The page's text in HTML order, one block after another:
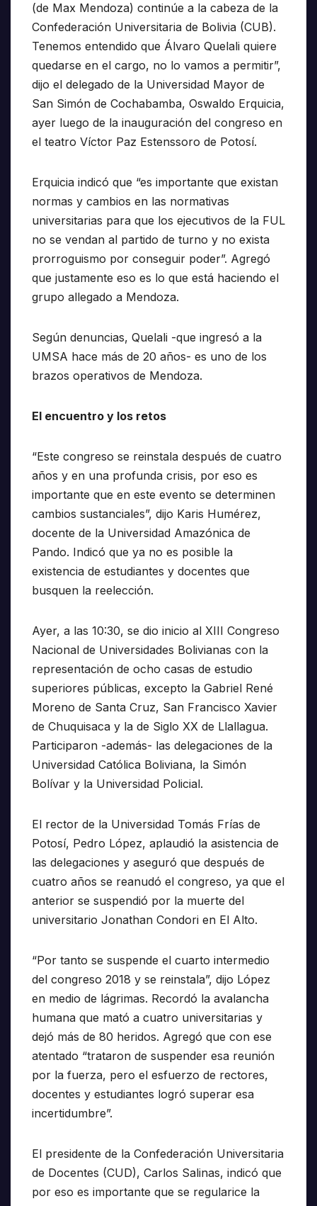
(de Max Mendoza) continúe a la cabeza de la
Confederación Universitaria de Bolivia (CUB).
Tenemos entendido que Álvaro Quelali quiere
quedarse en el cargo, no lo vamos a permitir”,
dijo el delegado de la Universidad Mayor de
San Simón de Cochabamba, Oswaldo Erquicia,
ayer luego de la inauguración del congreso en
el teatro Víctor Paz Estenssoro de Potosí.
Erquicia indicó que “es importante que existan
normas y cambios en las normativas
universitarias para que los ejecutivos de la FUL
no se vendan al partido de turno y no exista
prorroguismo por conseguir poder”. Agregó
que justamente eso es lo que está haciendo el
grupo allegado a Mendoza.
Según denuncias, Quelali -que ingresó a la
UMSA hace más de 20 años- es uno de los
brazos operativos de Mendoza.
El encuentro y los retos
“Este congreso se reinstala después de cuatro
años y en una profunda crisis, por eso es
importante que en este evento se determinen
cambios sustanciales”, dijo Karis Humérez,
docente de la Universidad Amazónica de
Pando. Indicó que ya no es posible la
existencia de estudiantes y docentes que
busquen la reelección.
Ayer, a las 10:30, se dio inicio al XIII Congreso
Nacional de Universidades Bolivianas con la
representación de ocho casas de estudio
superiores públicas, excepto la Gabriel René
Moreno de Santa Cruz, San Francisco Xavier
de Chuquisaca y la de Siglo XX de Llallagua.
Participaron -además- las delegaciones de la
Universidad Católica Boliviana, la Simón
Bolívar y la Universidad Policial.
El rector de la Universidad Tomás Frías de
Potosí, Pedro López, aplaudió la asistencia de
las delegaciones y aseguró que después de
cuatro años se reanudó el congreso, ya que el
anterior se suspendió por la muerte del
universitario Jonathan Condori en El Alto.
“Por tanto se suspende el cuarto intermedio
del congreso 2018 y se reinstala”, dijo López
en medio de lágrimas. Recordó la avalancha
humana que mató a cuatro universitarias y
dejó más de 80 heridos. Agregó que con ese
atentado “trataron de suspender esa reunión
por la fuerza, pero el esfuerzo de rectores,
docentes y estudiantes logró superar esa
incertidumbre”.
El presidente de la Confederación Universitaria
de Docentes (CUD), Carlos Salinas, indicó que
por eso es importante que se regularice la